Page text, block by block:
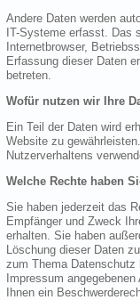
Andere Daten werden
IT-Systeme erfasst. Das
Internetbrowser,
Erfassung dieser Daten
betreten.
Wofür nutzen wir Ihre
Ein Teil der Daten wird
Website zu
Nutzerverhaltens
Welche Rechte haben
Sie haben jederzeit das
Empfänger und Zweck
erhalten. Sie haben
Löschung dieser Daten
zum Thema
Impressum
Ihnen ein